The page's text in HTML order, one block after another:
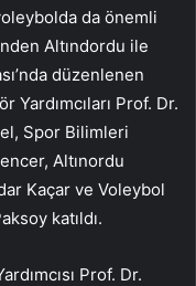
da önemli
Altındordu ile
düzenlenen
Prof. Dr.
Spor Bilimleri
Altınordu
Kaçar ve Voleybol
katıldı.
Prof. Dr.